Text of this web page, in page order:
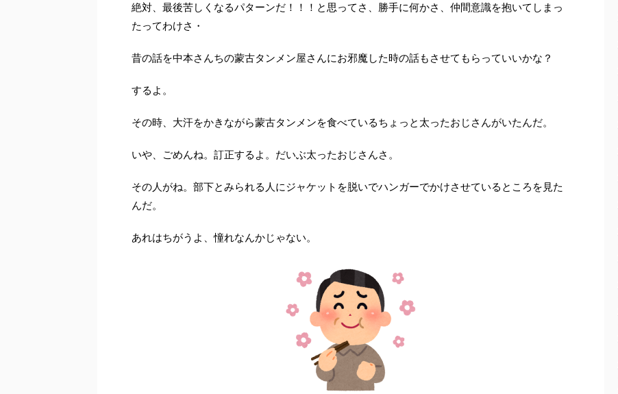
絶対、最後苦しくなるパターンだ！！！と思ってさ、勝手に何かさ、仲間意識を抱いてしまっ
たってわけさ・
昔の話を中本さんちの蒙古タンメン屋さんにお邪魔した時の話もさせてもらっていいかな？
するよ。
その時、大汗をかきながら蒙古タンメンを食べているちょっと太ったおじさんがいたんだ。
いや、ごめんね。訂正するよ。だいぶ太ったおじさんさ。
その人がね。部下とみられる人にジャケットを脱いでハンガーでかけさせているところを見た
んだ。
あれはちがうよ、憧れなんかじゃない。